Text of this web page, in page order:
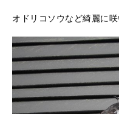
オドリコソウなど綺麗に